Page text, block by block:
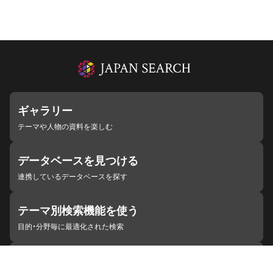
ギャラリー
テーマや人物の資料を楽しむ
データベースを見つける
連携しているデータベースを探す
テーマ別検索機能を使う
目的・分野毎に最適化された検索